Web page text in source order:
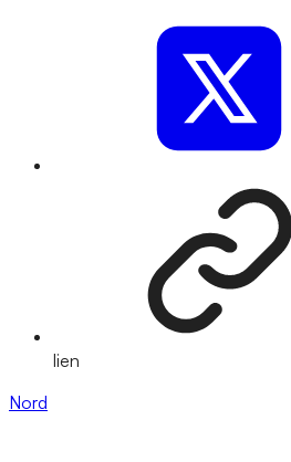
lien
Nord